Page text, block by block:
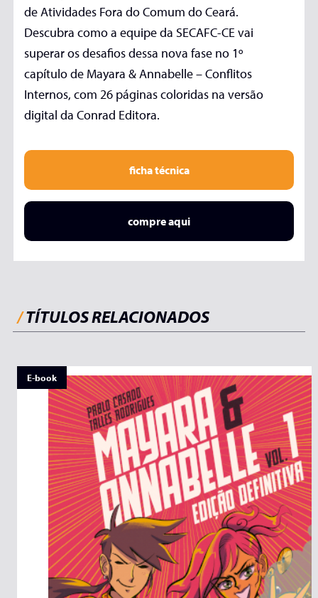
de Atividades Fora do Comum do Ceará.
Descubra como a equipe da SECAFC-CE vai
superar os desafios dessa nova fase no 1º
capítulo de Mayara & Annabelle – Conflitos
Internos, com 26 páginas coloridas na versão
digital da Conrad Editora.
ficha técnica
compre aqui
/TÍTULOS RELACIONADOS
E-book